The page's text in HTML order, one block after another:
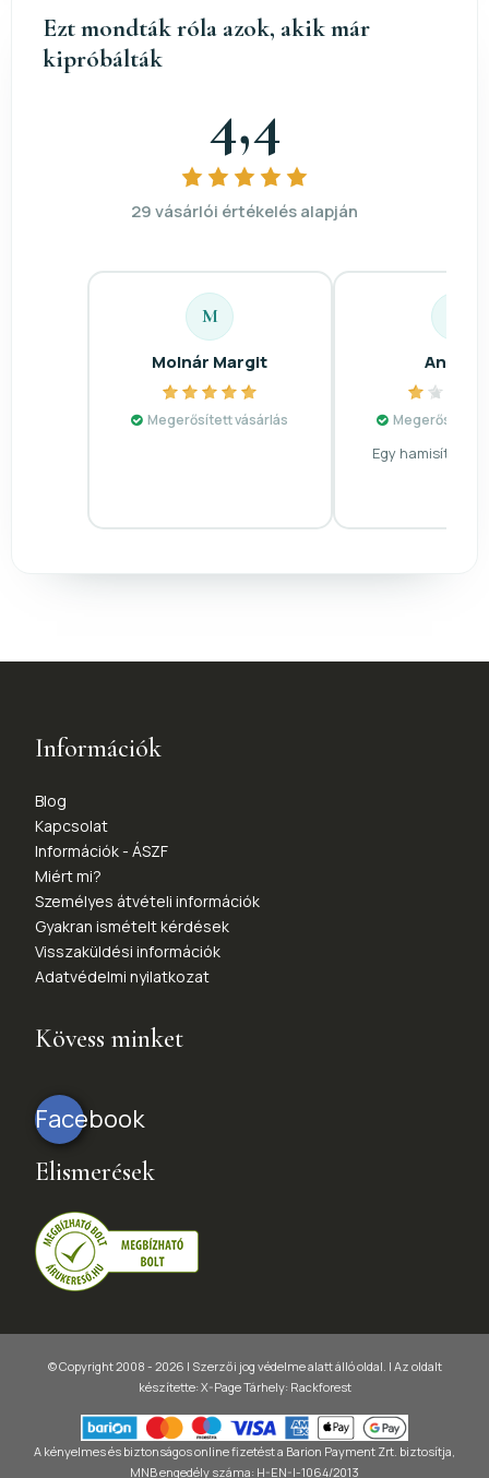
Ezt mondták róla azok, akik már
kipróbálták
4,4
29 vásárlói értékelés alapján
M
Molnár Margit
Megerősített vásárlás
Andrea
Megerősített
Egy hamisítvány
Információk
Blog
Kapcsolat
Információk - ÁSZF
Miért mi?
Személyes átvételi információk
Gyakran ismételt kérdések
Visszaküldési információk
Adatvédelmi nyilatkozat
Kövess minket
Facebook
Elismerések
© Copyright 2008 - 2026 | Szerzői jog védelme alatt álló oldal. | Az oldalt
készítette: X-PageTárhely: Rackforest
A kényelmes és biztonságos online fizetést a Barion Payment Zrt. biztosítja,
MNB engedély száma: H-EN-I-1064/2013